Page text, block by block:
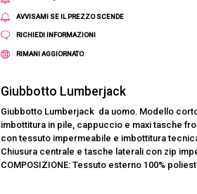
AVVISAMI SE IL PREZZO SCENDE
RICHIEDI INFORMAZIONI
RIMANI AGGIORNATO
Giubbotto Lumberjack
Giubbotto Lumberjack da uomo. Modello
imbottitura in pile, cappuccio e maxi tasche
con tessuto impermeabile e imbottitura
Chiusura centrale e tasche laterali con zip
COMPOSIZIONE: Tessuto esterno 100%